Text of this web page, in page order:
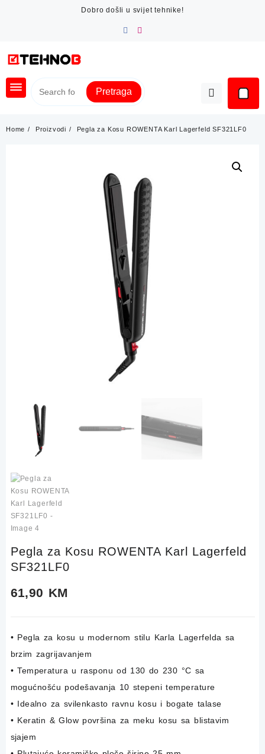
Dobro došli u svijet tehnike!
Pretraga
Home Proizvodi Pegla za Kosu ROWENTA Karl Lagerfeld SF321LF0
Pegla za Kosu ROWENTA Karl Lagerfeld
SF321LF0
61,90 KM
• Pegla za kosu u modernom stilu Karla Lagerfelda sa
brzim zagrijavanjem
• Temperatura u rasponu od 130 do 230 °C sa
mogućnošću podešavanja 10 stepeni temperature
• Idealno za svilenkasto ravnu kosu i bogate talase
• Keratin & Glow površina za meku kosu sa blistavim
sjajem